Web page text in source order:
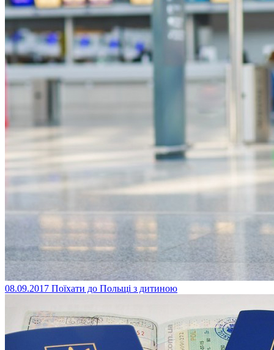
08.09.2017 Поїхати до Польщі з дитиною